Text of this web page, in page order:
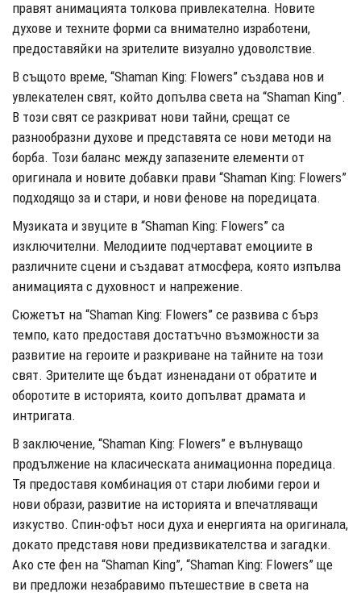
правят анимацията толкова привлекателна. Новите
духове и техните форми са внимателно изработени,
предоставяйки на зрителите визуално удоволствие.
В същото време, “Shaman King: Flowers” създава нов и
увлекателен свят, който допълва света на “Shaman King”.
В този свят се разкриват нови тайни, срещат се
разнообразни духове и представята се нови методи на
борба. Този баланс между запазените елементи от
оригинала и новите добавки прави “Shaman King: Flowers”
подходящо за и стари, и нови фенове на поредицата.
Музиката и звуците в “Shaman King: Flowers” са
изключителни. Мелодиите подчертават емоциите в
различните сцени и създават атмосфера, която изпълва
анимацията с духовност и напрежение.
Сюжетът на “Shaman King: Flowers” се развива с бърз
темпо, като предоставя достатъчно възможности за
развитие на героите и разкриване на тайните на този
свят. Зрителите ще бъдат изненадани от обратите и
оборотите в историята, които допълват драмата и
интригата.
В заключение, “Shaman King: Flowers” е вълнуващо
продължение на класическата анимационна поредица.
Тя предоставя комбинация от стари любими герои и
нови образи, развитие на историята и впечатляващи
изкуство. Спин-офът носи духа и енергията на оригинала,
докато представя нови предизвикателства и загадки.
Ако сте фен на “Shaman King”, “Shaman King: Flowers” ще
ви предложи незабравимо пътешествие в света на